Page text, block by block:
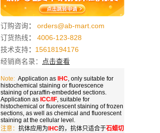
订购咨询：
orders@ab-mart.com
订货热线：
4006-123-828
技术支持： 15618194176
经销商名录：
点击查看
Note: Application as IHC, only suitable for
histochemical staining or fluorescence
staining of paraffin-embedded sections.
Application as ICC/IF, suitable for
histochemical or fluorescent staining of frozen
sections, as well as chemical and fluorescent
staining at the cellular level.
注意： 抗体应用为 IHC的，抗体只适合于石蜡切